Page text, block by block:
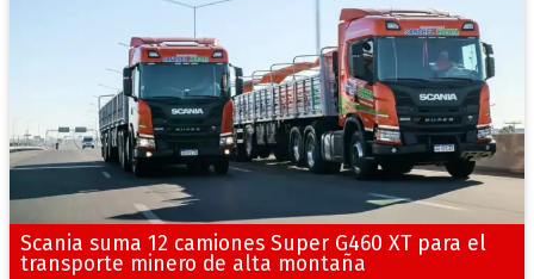
Scania suma 12 camiones Super G460 XT para el
transporte minero de alta montaña